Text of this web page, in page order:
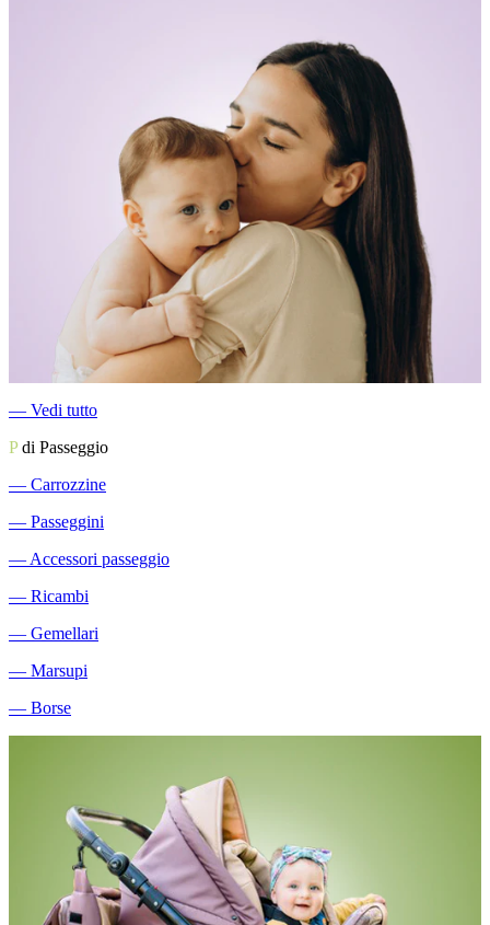
― Vedi tutto
Pdi Passeggio
― Carrozzine
― Passeggini
― Accessori passeggio
― Ricambi
― Gemellari
― Marsupi
― Borse